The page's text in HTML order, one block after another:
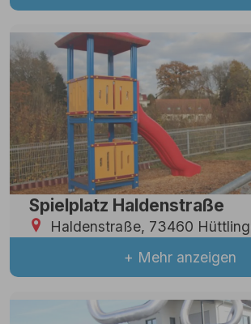
Spielplatz Haldenstraße
Haldenstraße, 73460
+ Mehr anzeigen